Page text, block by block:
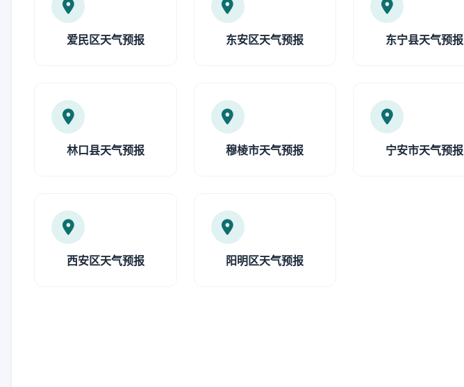
爱民区天气预报 东安区天气预报 东宁县天气预报
林口县天气预报 穆棱市天气预报 宁安市天气预报
西安区天气预报 阳明区天气预报